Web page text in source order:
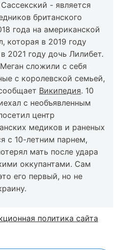
- является
британского
года на американской
которая в 2019 году
2021 году дочь Лилибет.
сложили с себя
с королевской семьей,
Википедия. 10
с необъявленным
центр
медиков и раненых
с 10-летним парнем,
мать после удара
оккупантами. Сам
его первый, но не
политика сайта